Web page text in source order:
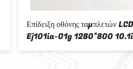
Οθόνη ΔΙΕΘΝΏΝ
ΕΙΔΗΣΕΟΓΡΑΦΙΚΏΝ
ΠΡΑΚΤΟΡΕΊΩΝ TFT 8,4 επίδειξη